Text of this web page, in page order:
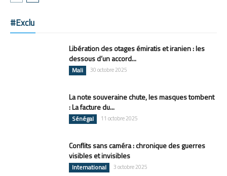
#Exclu
Libération des otages émiratis et iranien : les
dessous d’un accord...
Mali 30 octobre 2025
La note souveraine chute, les masques tombent
: La facture du...
Sénégal 11 octobre 2025
Conflits sans caméra : chronique des guerres
visibles et invisibles
International 3 octobre 2025